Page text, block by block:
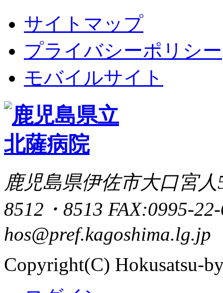
サイトマップ
プライバシーポリシー
モバイルサイト
鹿児島県伊佐市大口宮
8512・8513 FAX:0995-
hos@pref.kagoshima.lg.jp
Copyright(C) Hokusatsu-